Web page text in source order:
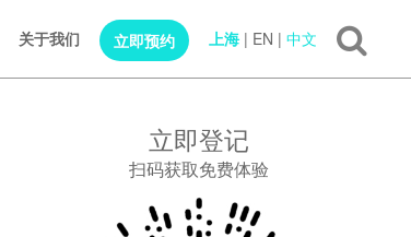
立即登记
扫码获取免费体验
EN | 中文
上海 |
关于我们 立即预约